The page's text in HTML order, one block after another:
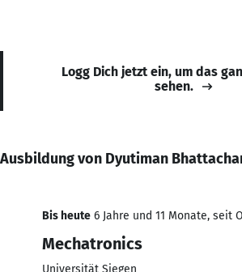
Logg Dich jetzt ein, um das
sehen.
Ausbildung von Dyutiman
Bis heute 6 Jahre und 11 Monate, seit
Mechatronics
Universität Siegen